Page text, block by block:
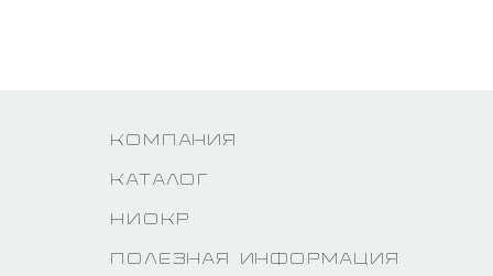
Компания
Каталог
НИОКР
Полезная информация